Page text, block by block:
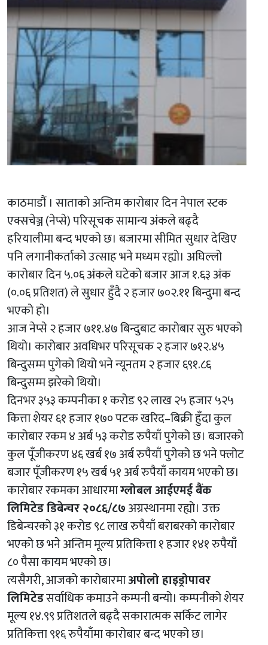
काठमाडौं । साताको अन्तिम कारोबार दिन नेपाल स्टक
एक्सचेञ्ज (नेप्से) परिसूचक सामान्य अंकले बढ्दै
हरियालीमा बन्द भएको छ। बजारमा सीमित सुधार देखिए
पनि लगानीकर्ताको उत्साह भने मध्यम रह्यो। अघिल्लो
कारोबार दिन ५.०६ अंकले घटेको बजार आज १.६३ अंक
(०.०६ प्रतिशत) ले सुधार हुँदै २ हजार ७०२.११ बिन्दुमा बन्द
भएको हो।
आज नेप्से २ हजार ७११.४७ बिन्दुबाट कारोबार सुरु भएको
थियो। कारोबार अवधिभर परिसूचक २ हजार ७१२.४५
बिन्दुसम्म पुगेको थियो भने न्यूनतम २ हजार ६९१.८६
बिन्दुसम्म झरेको थियो।
दिनभर ३५३ कम्पनीका १ करोड ९२ लाख २५ हजार ५२५
कित्ता शेयर ६१ हजार १७० पटक खरिद–बिक्री हुँदा कुल
कारोबार रकम ४ अर्ब ५३ करोड रुपैयाँ पुगेको छ। बजारको
कुल पूँजीकरण ४६ खर्ब १७ अर्ब रुपैयाँ पुगेको छ भने फ्लोट
बजार पूँजीकरण १५ खर्ब ५१ अर्ब रुपैयाँ कायम भएको छ।
कारोबार रकमका आधारमाग्लोबल आईएमई बैंक
लिमिटेड डिबेन्चर २०८६/८७अग्रस्थानमा रह्यो। उक्त
डिबेन्चरको ३१ करोड ९८ लाख रुपैयाँ बराबरको कारोबार
भएको छ भने अन्तिम मूल्य प्रतिकित्ता १ हजार १४१ रुपैयाँ
८० पैसा कायम भएको छ।
त्यसैगरी, आजको कारोबारमाअपोलो हाइड्रोपावर
लिमिटेडसर्वाधिक कमाउने कम्पनी बन्यो। कम्पनीको शेयर
मूल्य १४.९९ प्रतिशतले बढ्दै सकारात्मक सर्किट लागेर
प्रतिकित्ता ९१६ रुपैयाँमा कारोबार बन्द भएको छ।